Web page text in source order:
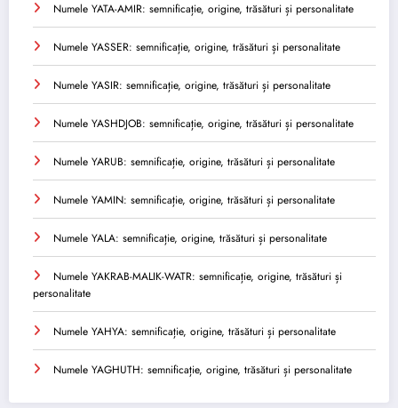
Numele YATA-AMIR: semnificație, origine, trăsături și personalitate
Numele YASSER: semnificație, origine, trăsături și personalitate
Numele YASIR: semnificație, origine, trăsături și personalitate
Numele YASHDJOB: semnificație, origine, trăsături și personalitate
Numele YARUB: semnificație, origine, trăsături și personalitate
Numele YAMIN: semnificație, origine, trăsături și personalitate
Numele YALA: semnificație, origine, trăsături și personalitate
Numele YAKRAB-MALIK-WATR: semnificație, origine, trăsături și
personalitate
Numele YAHYA: semnificație, origine, trăsături și personalitate
Numele YAGHUTH: semnificație, origine, trăsături și personalitate